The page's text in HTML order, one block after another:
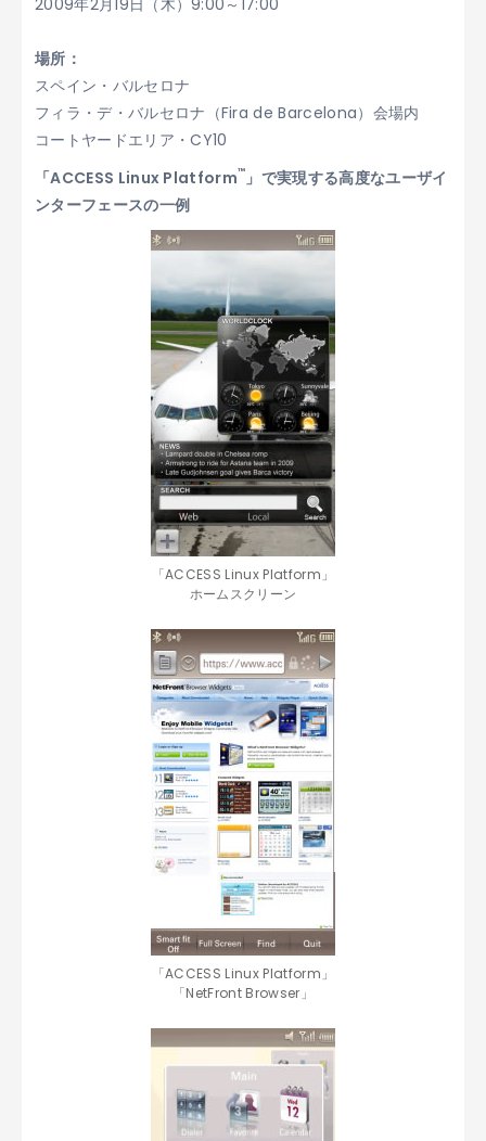
2009年2月19日（木）9:00～17:00
場所：
スペイン・バルセロナ
フィラ・デ・バルセロナ（Fira de Barcelona）会場内
コートヤードエリア・CY10
「ACCESS Linux Platform™」で実現する高度なユーザイ
ンターフェースの一例
「ACCESS Linux Platform」
ホームスクリーン
「ACCESS Linux Platform」
「NetFront Browser」